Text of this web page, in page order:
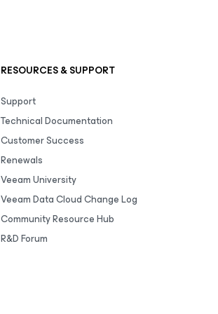
RESOURCES & SUPPORT
Support
Technical Documentation
Customer Success
Renewals
Veeam University
Veeam Data Cloud Change Log
Community Resource Hub
R&D Forum